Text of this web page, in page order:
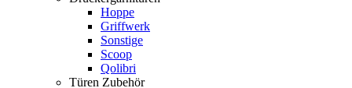
Hoppe
Griffwerk
Sonstige
Scoop
Qolibri
Türen Zubehör